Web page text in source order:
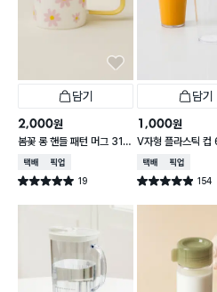
담기
2,000원
봄꽃 롱 핸들 패턴 머그 310
ml
택배배송매장픽업
별점 5.0점 19
건 작성
담기
1,000원
V자형 플라스틱
택배배송매장픽업
별점 4.9점 154
건 작